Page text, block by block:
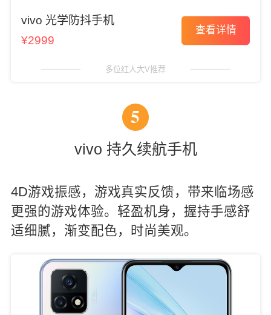
vivo 光学防抖手机
¥2999
查看详情
多位红人大V推荐
5
vivo 持久续航手机
4D游戏振感，游戏真实反馈，带来临场感
更强的游戏体验。轻盈机身，握持手感舒
适细腻，渐变配色，时尚美观。